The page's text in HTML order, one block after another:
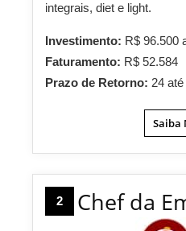
integrais, diet e light.
Investimento: R$ 96.500
Faturamento: R$ 52.584
Prazo de Retorno: 24
Saiba
2 Chef da